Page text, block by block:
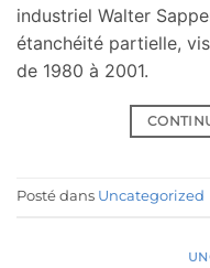
industriel Walter
étanchéité partielle,
de 1980 à 2001.
Posté dans Uncategorized